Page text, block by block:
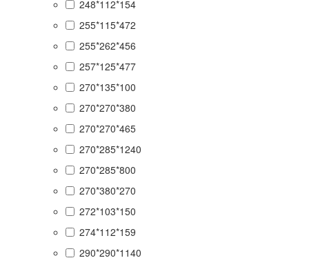
248*112*154
255*115*472
255*262*456
257*125*477
270*135*100
270*270*380
270*270*465
270*285*1240
270*285*800
270*380*270
272*103*150
274*112*159
290*290*1140